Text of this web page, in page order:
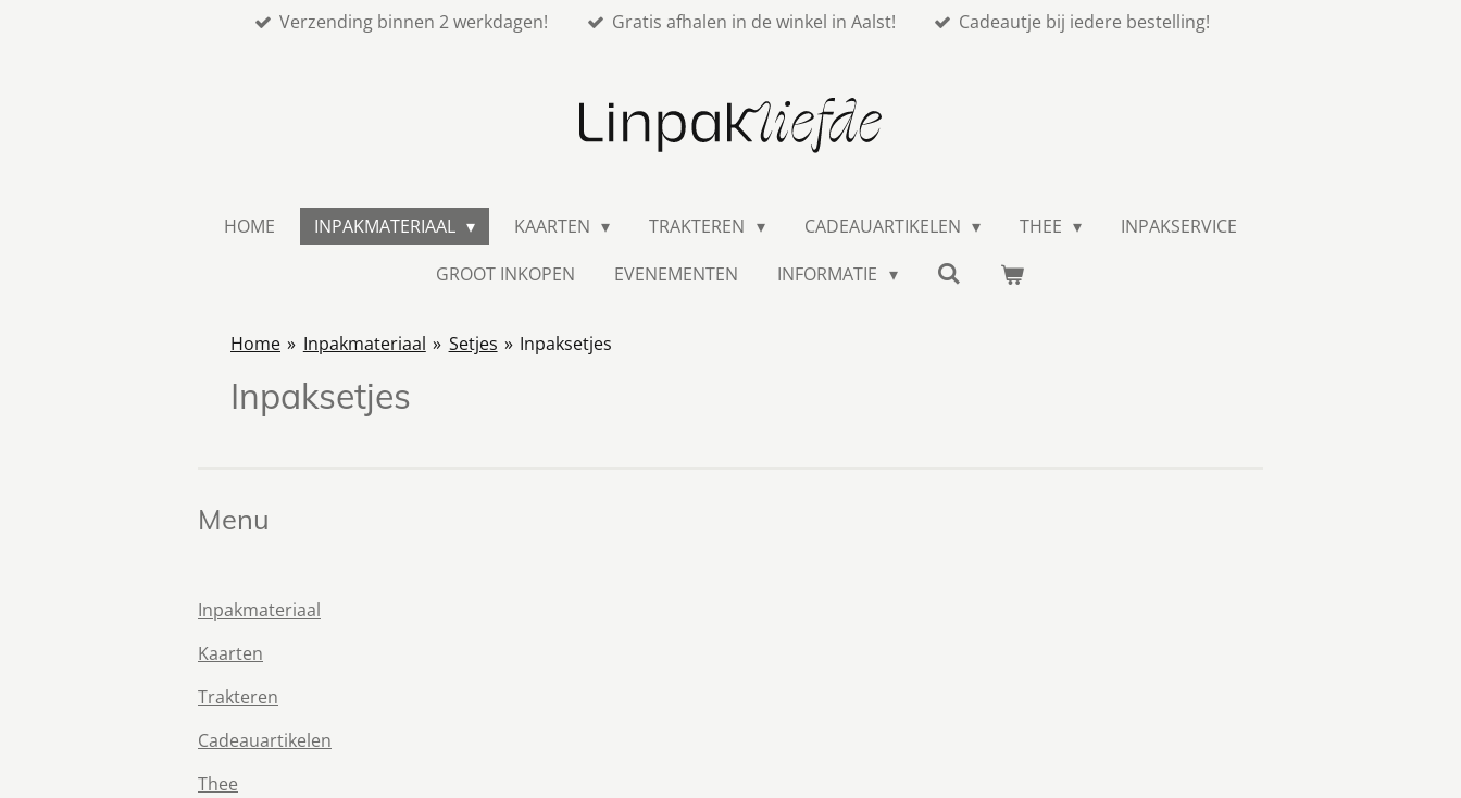
Verzending binnen 2 werkdagen! Gratis afhalen in de winkel in Aalst! Cadeautje bij iedere bestelling!
HOME INPAKMATERIAAL KAARTEN TRAKTEREN CADEAUARTIKELEN THEE
INPAKSERVICE
GROOT INKOPEN
EVENEMENTEN INFORMATIE
Home » Inpakmateriaal » Setjes » Inpaksetjes
Inpaksetjes
Menu
Inpakmateriaal
Kaarten
Trakteren
Cadeauartikelen
Thee